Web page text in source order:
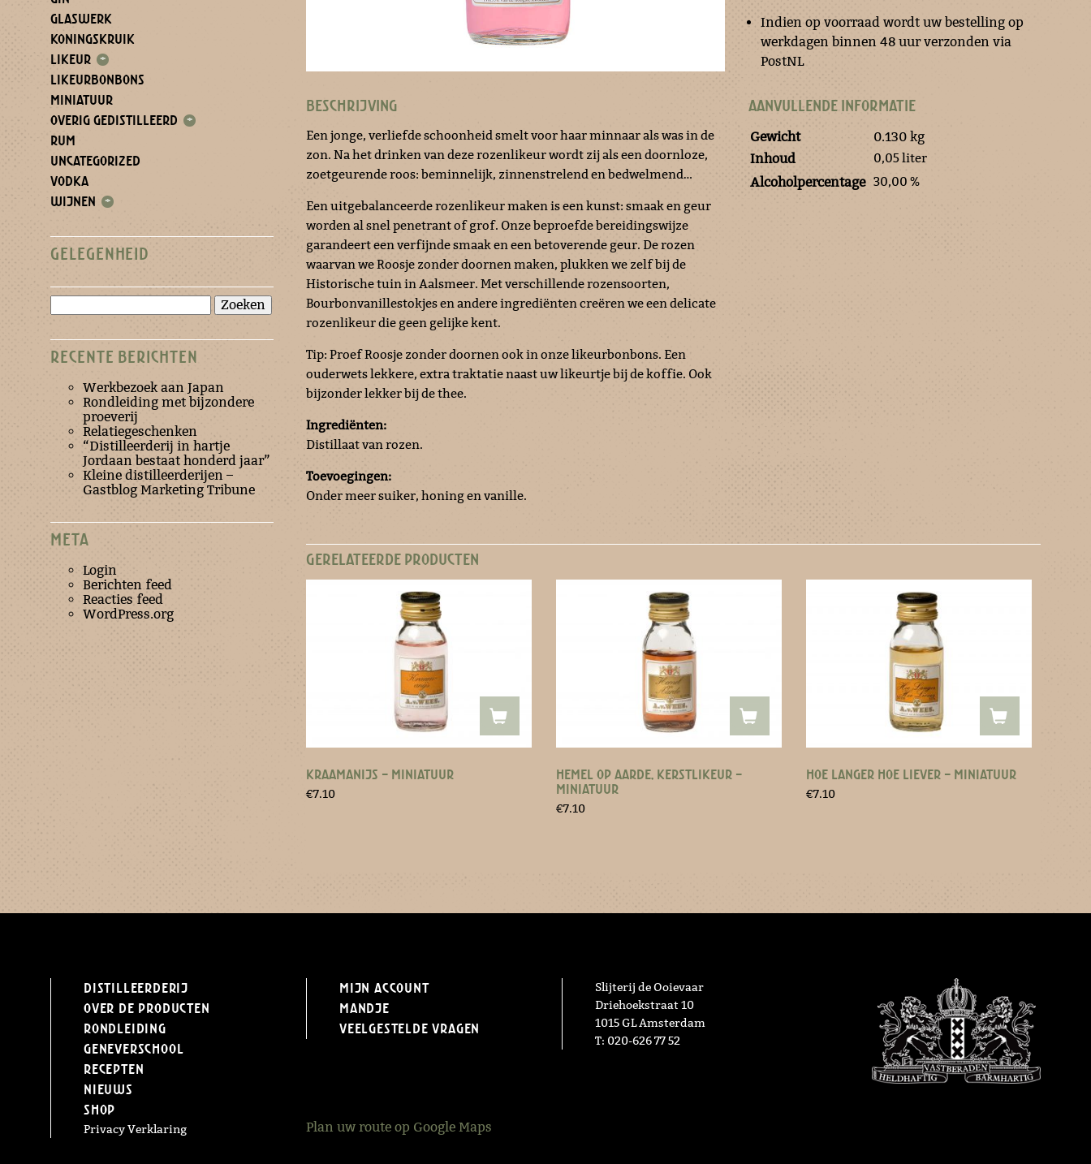
GLASWERK
KONINGSKRUIK
LIKEUR +
LIKEURBONBONS
MINIATUUR
OVERIG GEDISTILLEERD +
RUM
UNCATEGORIZED
VODKA
WIJNEN +
GELEGENHEID
naar:
RECENTE BERICHTEN
Werkbezoek aan Japan
Rondleiding met bijzondere
proeverij
Relatiegeschenken
“Distilleerderij in hartje
Jordaan bestaat honderd jaar”
Kleine distilleerderijen –
Gastblog Marketing Tribune
META
Login
Berichten feed
Reacties feed
WordPress.org
Indien op voorraad wordt uw bestelling op
werkdagen binnen 48 uur verzonden via
PostNL
BESCHRIJVING
Een jonge, verliefde schoonheid smelt voor haar minnaar als was in de
zon. Na het drinken van deze rozenlikeur wordt zij als een doornloze,
zoetgeurende roos: beminnelijk, zinnenstrelend en bedwelmend…
Een uitgebalanceerde rozenlikeur maken is een kunst: smaak en geur
worden al snel penetrant of grof. Onze beproefde bereidingswijze
garandeert een verfijnde smaak en een betoverende geur. De rozen
waarvan we Roosje zonder doornen maken, plukken we zelf bij de
Historische tuin in Aalsmeer. Met verschillende rozensoorten,
Bourbonvanillestokjes en andere ingrediënten creëren we een delicate
rozenlikeur die geen gelijke kent.
Tip: Proef Roosje zonder doornen ook in onze likeurbonbons. Een
ouderwets lekkere, extra traktatie naast uw likeurtje bij de koffie. Ook
bijzonder lekker bij de thee.
Ingrediënten:
Distillaat van rozen.
Toevoegingen:
Onder meer suiker, honing en vanille.
AANVULLENDE INFORMATIE
Gewicht
0.130 kg
Inhoud
0,05 liter
Alcoholpercentage 30,00 %
GERELATEERDE PRODUCTEN
KRAAMANIJS – MINIATUUR
€7.10
HEMEL OP AARDE, KERSTLIKEUR –
MINIATUUR
€7.10
HOE LANGER HOE LIEVER – MINIATUUR
€7.10
Distilleerderij
Over de producten
Rondleiding
Geneverschool
Recepten
Nieuws
Shop
Mijn Account
Mandje
Veelgestelde vragen
Slijterij de Ooievaar
Driehoekstraat 10
1015 GL Amsterdam
T: 020-626 77 52
Privacy Verklaring Plan uw route op Google Maps